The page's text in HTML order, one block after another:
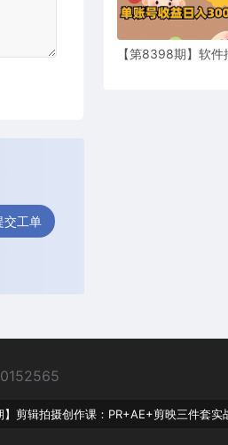
交工单
【第8398期】软件
】剪辑拍摄创作课：PR+AE+剪映三件套